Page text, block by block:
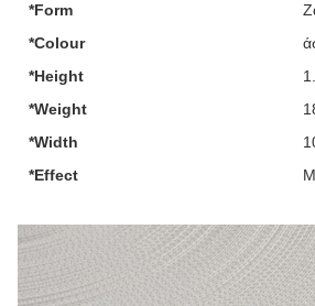
*Form
*Colour
*Height
*Weight
*Width
*Effect